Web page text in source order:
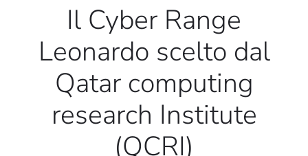
Il Cyber Range
Leonardo scelto dal
Qatar computing
research Institute
(QCRI)